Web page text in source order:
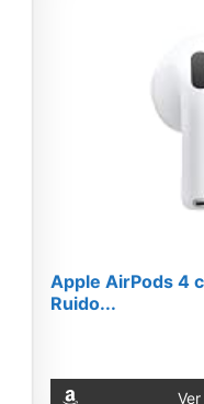
Apple AirPods 4
Ruido...